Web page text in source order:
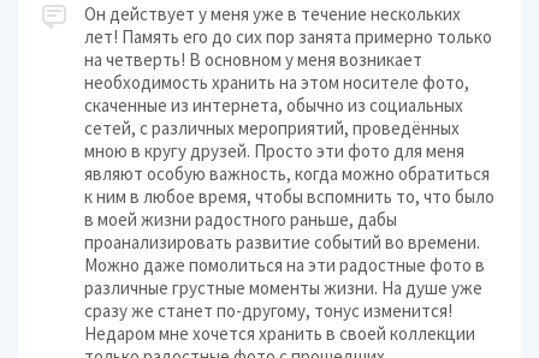
Он действует у меня уже в течение нескольких
лет! Память его до сих пор занята примерно только
на четверть! В основном у меня возникает
необходимость хранить на этом носителе фото,
скаченные из интернета, обычно из социальных
сетей, с различных мероприятий, проведённых
мною в кругу друзей. Просто эти фото для меня
являют особую важность, когда можно обратиться
к ним в любое время, чтобы вспомнить то, что было
в моей жизни радостного раньше, дабы
проанализировать развитие событий во времени.
Можно даже помолиться на эти радостные фото в
различные грустные моменты жизни. На душе уже
сразу же станет по-другому, тонус изменится!
Недаром мне хочется хранить в своей коллекции